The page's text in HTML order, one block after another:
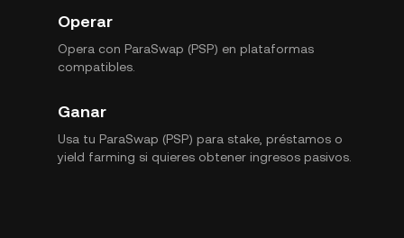
Operar
Opera con ParaSwap (PSP) en plataformas
compatibles.
Ganar
Usa tu ParaSwap (PSP) para stake, préstamos o
yield farming si quieres obtener ingresos pasivos.